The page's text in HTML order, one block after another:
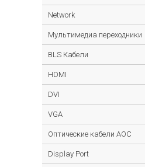
Network
Мультимедиа переходники
BLS Кабели
HDMI
DVI
VGA
Оптические кабели AOC
Display Port